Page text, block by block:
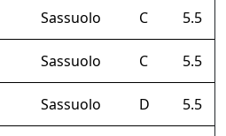
Sassuolo C 5.5
Sassuolo C 5.5
Sassuolo D 5.5